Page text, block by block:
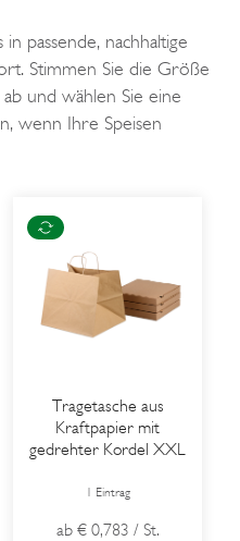
passende, nachhaltige
Stimmen Sie die Größe
und wählen Sie eine
wenn Ihre Speisen
Tragetasche aus
Kraftpapier mit
gedrehter Kordel XXL
1 Eintrag
ab € 0,783 / St.